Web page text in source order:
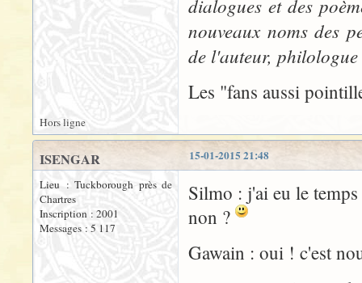
dialogues et des
nouveaux noms des
de l'auteur,
Les "fans aussi
Hors ligne
15-01-2015 21:48
ISENGAR
Lieu : Tuckborough près de
Chartres
Inscription : 2001
Messages : 5 117
Silmo : j'ai eu le
non ?
Gawain : oui ! c'est